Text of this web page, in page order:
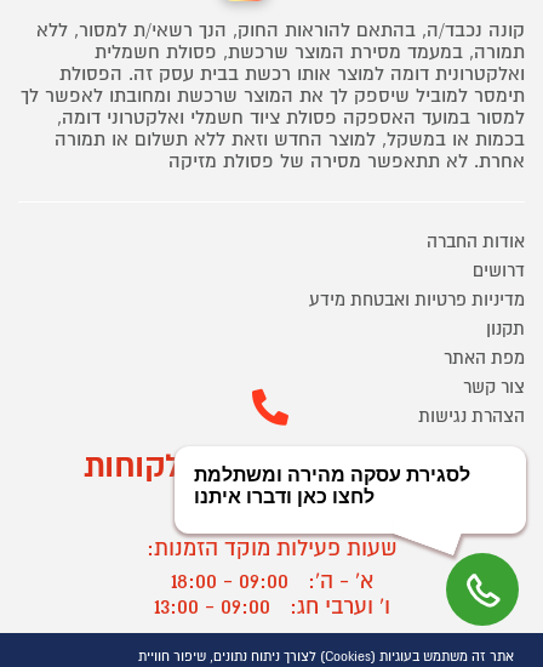
קונה נכבד/ה, בהתאם להוראות החוק, הנך רשאי/ת למסור, ללא
תמורה, במעמד מסירת המוצר שרכשת, פסולת חשמלית
ואלקטרונית דומה למוצר אותו רכשת בבית עסק זה. הפסולת
תימסר למוביל שיספק לך את המוצר שרכשת ומחובתו לאפשר לך
למסור במועד האספקה פסולת ציוד חשמלי ואלקטרוני דומה,
בכמות או במשקל, למוצר החדש וזאת ללא תשלום או תמורה
אחרת. לא תתאפשר מסירה של פסולת מזיקה
אודות החברה
דרושים
מדיניות פרטיות ואבטחת מידע
תקנון
מפת האתר
צור קשר
הצהרת נגישות
מוקד הזמנות ושירות לקוחות
03-9545370
שעות פעילות מוקד הזמנות:
א' - ה':
09:00 - 18:00
ו' וערבי חג:
09:00 - 13:00
שעות פעילות מוקד שירות לקוחות:
אתר זה משתמש בעוגיות (Cookies) לצורך ניתוח נתונים, שיפור חוויית